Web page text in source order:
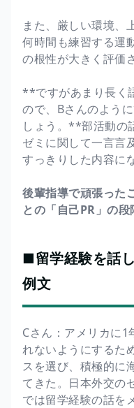
また、厳しい環境、
何時間も練習する運
の根性が大きく評価
**ですがあまり長く
ので、Bさんのよう
しょう。**部活動の
ゼミに関して一言言
すっきりした内容に
後輩指導で頑張った
との「自己PR」の段
■留学経験を話
例文
Cさん：アメリカに
れないようにするた
スを選び、積極的に
てきた。日本外交の
では留学経験の話を